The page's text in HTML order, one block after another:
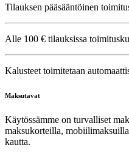
Tilauksen pääsääntöinen
Alle 100 € tilauksissa
Kalusteet toimitetaan
Maksutavat
Käytössämme on turvalliset
maksukorteilla,
kautta.